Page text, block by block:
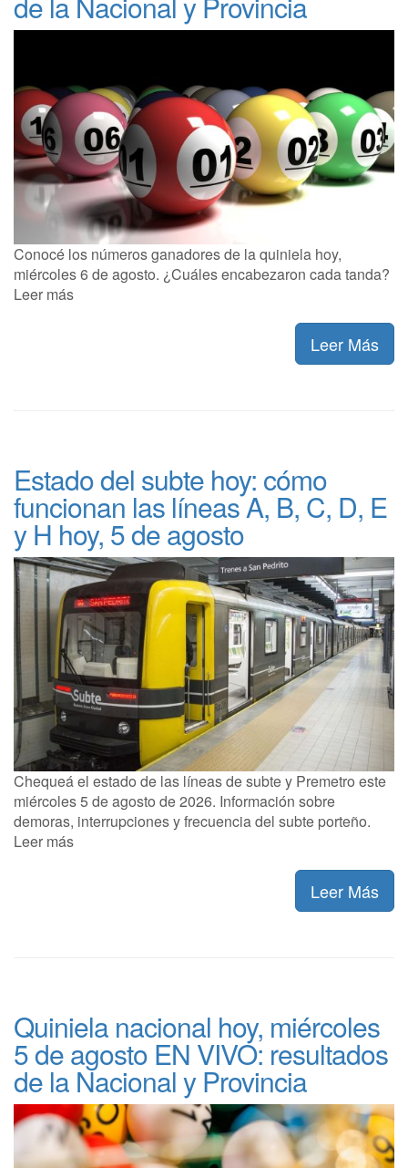
Conocé los números ganadores de la quiniela hoy,
miércoles 6 de agosto. ¿Cuáles encabezaron cada tanda?
Leer más
Leer Más
Estado del subte hoy: cómo
funcionan las líneas A, B, C, D, E
y H hoy, 5 de agosto
Chequeá el estado de las líneas de subte y Premetro este
miércoles 5 de agosto de 2026. Información sobre
demoras, interrupciones y frecuencia del subte porteño.
Leer más
Leer Más
Quiniela nacional hoy, miércoles
5 de agosto EN VIVO: resultados
de la Nacional y Provincia